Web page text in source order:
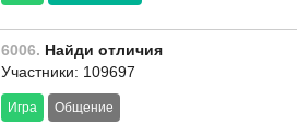
6006. Найди отличия
Участники: 109697
Игра Общение